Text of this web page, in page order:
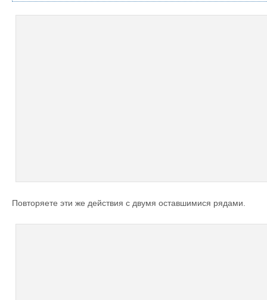
Повторяете эти же действия с двумя оставшимися рядами.